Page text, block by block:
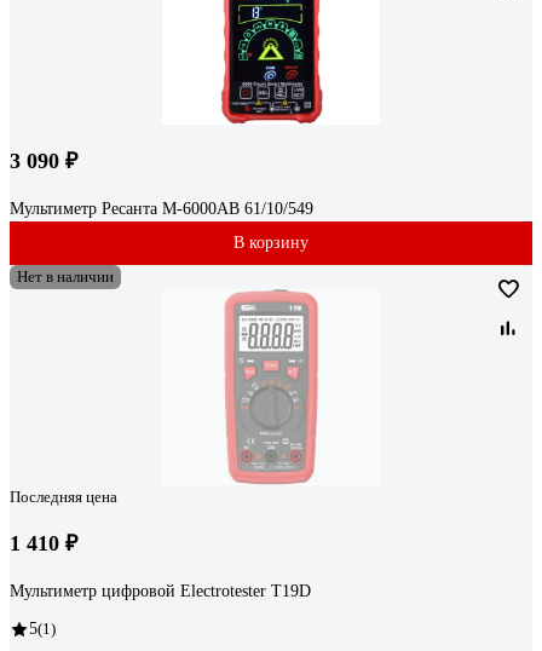
3 090 ₽
Мультиметр Ресанта М-6000АВ 61/10/549
В корзину
Нет в наличии
Последняя цена
1 410 ₽
Мультиметр цифровой Electrotester T19D
5(1)